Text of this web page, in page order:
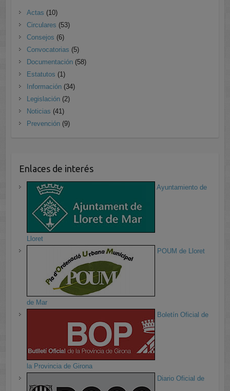
Actas (10)
Circulares (53)
Consejos (6)
Convocatorias (5)
Documentación(58)
Estatutos (1)
Información(34)
Legislación(2)
Noticias (41)
Prevención(9)
Enlaces de interés
Ayuntamiento de
Lloret
POUM de Lloret
de Mar
Boletín Oficial de
la Provincia de Girona
Diario Oficial de